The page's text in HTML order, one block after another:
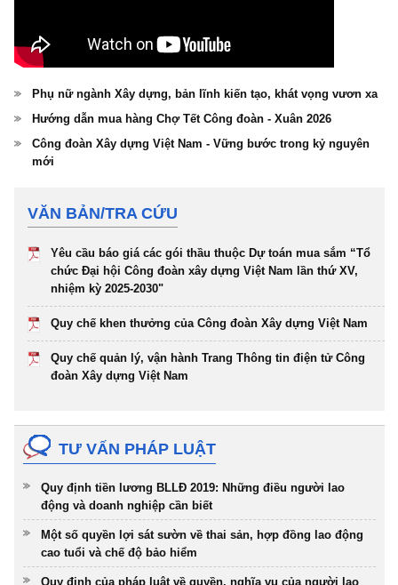
Phụ nữ ngành Xây dựng, bản lĩnh kiến tạo, khát vọng vươn xa
Hướng dẫn mua hàng Chợ Tết Công đoàn - Xuân 2026
Công đoàn Xây dựng Việt Nam - Vững bước trong kỷ nguyên
mới
VĂN BẢN/TRA CỨU
Yêu cầu báo giá các gói thầu thuộc Dự toán mua sắm “Tổ
chức Đại hội Công đoàn xây dựng Việt Nam lần thứ XV,
nhiệm kỳ 2025-2030"
Quy chế khen thưởng của Công đoàn Xây dựng Việt Nam
Quy chế quản lý, vận hành Trang Thông tin điện tử Công
đoàn Xây dựng Việt Nam
TƯ VẤN PHÁP LUẬT
Quy định tiền lương BLLĐ 2019: Những điều người lao
động và doanh nghiệp cần biết
Một số quyền lợi sát sườn về thai sản, hợp đồng lao động
cao tuổi và chế độ bảo hiểm
Quy định của pháp luật về quyền, nghĩa vụ của người lao